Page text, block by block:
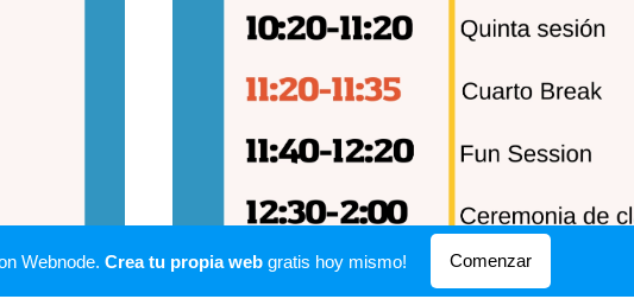
Webnode. Crea tu propia web gratis hoy mismo! Comenzar